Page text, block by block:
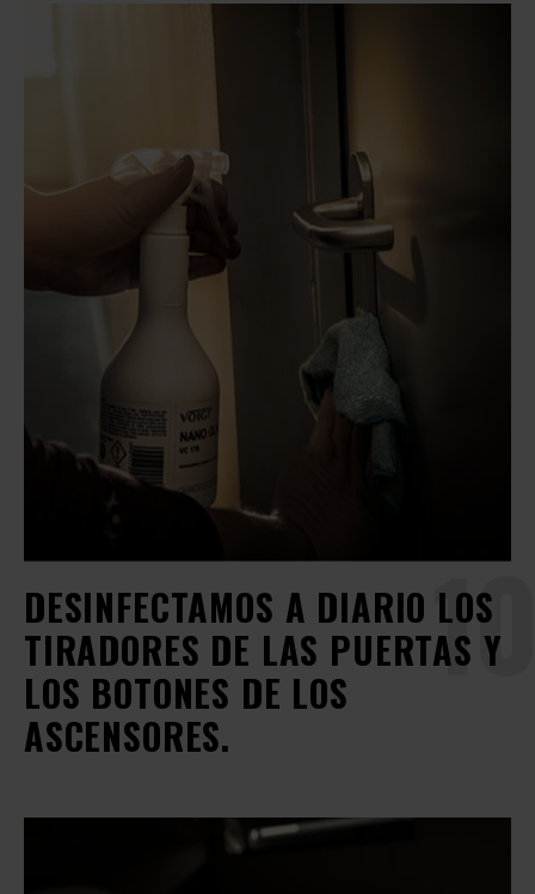
10
DESINFECTAMOS A DIARIO LOS
TIRADORES DE LAS PUERTAS Y
LOS BOTONES DE LOS
ASCENSORES.